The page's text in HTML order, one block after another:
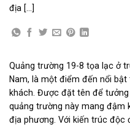
địa […]
Quảng trường 19-8 tọa lạc ở
Nam, là một điểm đến nổi
khách. Được đặt tên để
quảng trường này mang đậm
địa phương. Với kiến trúc độc